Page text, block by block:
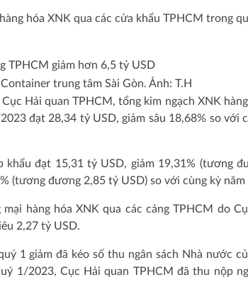
hóa XNK qua các cửa khẩu TPHCM trong
trung tâm Sài Gòn. Ảnh: T.H
Hải quan TPHCM, tổng kim ngạch XNK
đạt 28,34 tỷ USD, giảm sâu 18,68% so với
khẩu đạt 15,31 tỷ USD, giảm 19,31% (tương
(tương đương 2,85 tỷ USD) so với cùng kỳ năm
hàng hóa XNK qua các cảng TPHCM do
2,27 tỷ USD.
1 giảm đã kéo số thu ngân sách Nhà nước
1/2023, Cục Hải quan TPHCM đã thu nộp